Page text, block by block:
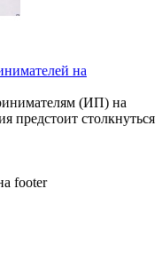
на
(ИП) на
предстоит столкнуться